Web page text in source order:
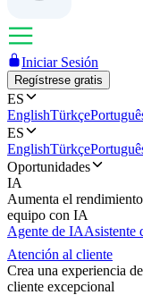
Iniciar Sesión
Regístrese gratis
ES
EnglishTürkçe
ES
EnglishTürkçe
Oportunidades
IA
Aumenta el
equipo con IA
Agente de IAAsistente
Atención al cliente
Crea una experiencia
cliente excepcional